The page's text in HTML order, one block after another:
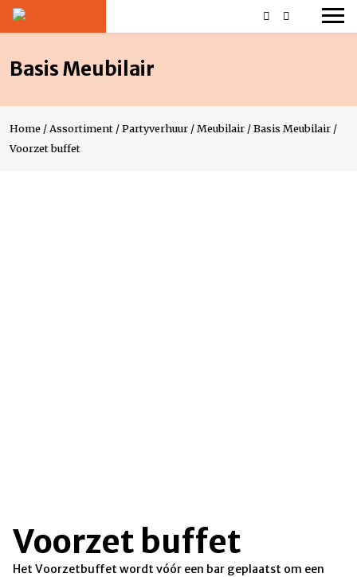
Basis Meubilair
Home / Assortiment /Partyverhuur /Meubilair /Basis Meubilair /
Voorzet buffet
Voorzet buffet
Het Voorzetbuffet wordt vóór een bar geplaatst om een